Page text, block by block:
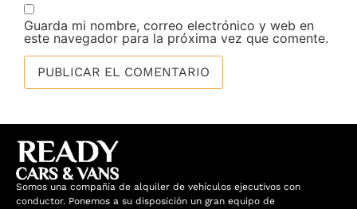
Guarda mi nombre, correo electrónico y web en
este navegador para la próxima vez que comente.
Somos una compañía de alquiler de vehículos ejecutivos con
conductor. Ponemos a su disposición un gran equipo de